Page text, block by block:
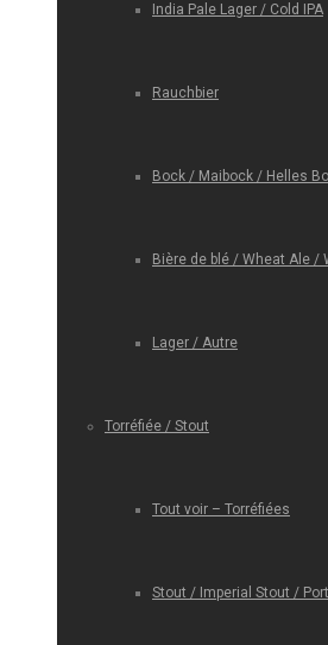
India Pale Lager / Cold IPA
Rauchbier
Bock / Maibock / Helles
Bière de blé / Wheat Ale /
Lager / Autre
Torréfiée / Stout
Tout voir – Torréfiées
Stout / Imperial Stout /